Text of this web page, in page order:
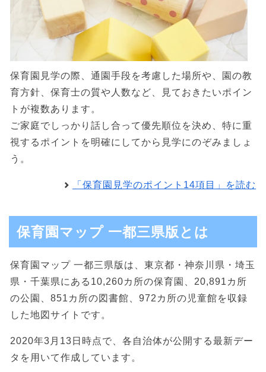
保育園見学の際、通園手段を考慮した場所や、園の教
育方針、保育士の質や人数など、見ておきたいポイン
トが複数あります。
ご家庭でしっかり話し合って優先順位を決め、特に重
視するポイントを明確にしてから見学にのぞみましょ
う。
「保育園見学のポイント14項目」を読む
保育園マップ 一都三県版とは
保育園マップ 一都三県版は、東京都・神奈川県・埼玉
県・千葉県にある10,260カ所の保育園、20,891カ所
の公園、851カ所の図書館、972カ所の児童館を収録
した地図サイトです。
2020年3月13日時点で、各自治体が公開する最新デー
タを用いて作成しています。